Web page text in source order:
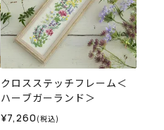
クロスステッチフレーム＜
ハーブガーランド＞
¥7,260 (税込)